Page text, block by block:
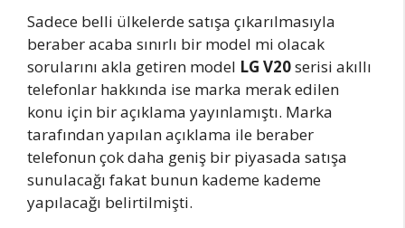
Sadece belli ülkelerde satışa çıkarılmasıyla
beraber acaba sınırlı bir model mi olacak
sorularını akla getiren model LG V20serisi akıllı
telefonlar hakkında ise marka merak edilen
konu için bir açıklama yayınlamıştı. Marka
tarafından yapılan açıklama ile beraber
telefonun çok daha geniş bir piyasada satışa
sunulacağı fakat bunun kademe kademe
yapılacağı belirtilmişti.